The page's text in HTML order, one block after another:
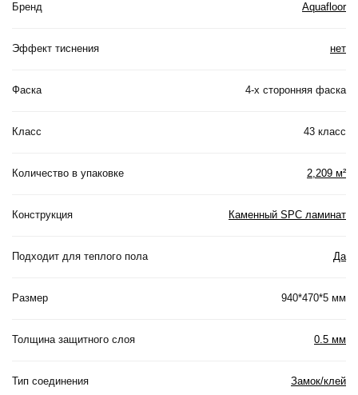
Бренд Aquafloor
Эффект тиснения нет
Фаска 4-х сторонняя фаска
Класс 43 класс
Количество в упаковке 2,209 м²
Конструкция Каменный SPC ламинат
Подходит для теплого пола Да
Размер 940*470*5 мм
Толщина защитного слоя 0.5 мм
Тип соединения Замок/клей